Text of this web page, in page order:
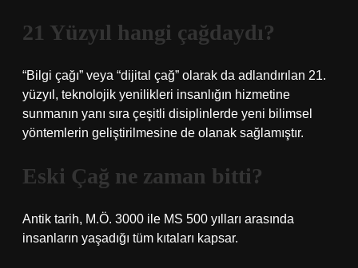
21 Yüzyıl hangi çağdaydı?
“Bilgi çağı” veya “dijital çağ” olarak da adlandırılan 21.
yüzyıl, teknolojik yenilikleri insanlığın hizmetine
sunmanın yanı sıra çeşitli disiplinlerde yeni bilimsel
yöntemlerin geliştirilmesine de olanak sağlamıştır.
Eski Çağ ne zaman bitti?
Antik tarih, M.Ö. 3000 ile MS 500 yılları arasında
insanların yaşadığı tüm kıtaları kapsar.